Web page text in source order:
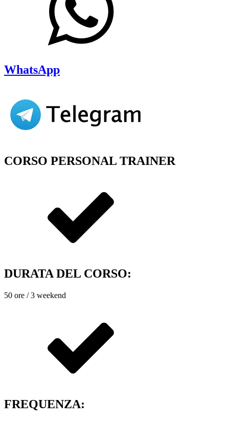
WhatsApp
CORSO PERSONAL TRAINER
DURATA DEL CORSO:
50 ore / 3 weekend
FREQUENZA: